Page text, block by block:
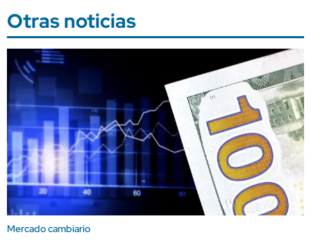
Otras noticias
Mercado cambiario